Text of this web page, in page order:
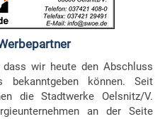
wir heute den Abschluss
bekanntgeben können. Seit
die Stadtwerke Oelsnitz/V.
an der Seite